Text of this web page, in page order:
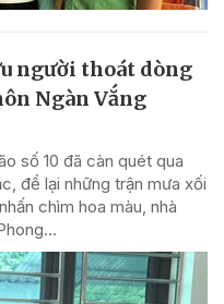
người thoát dòng
Ngàn Vắng
số 10 đã càn quét qua
để lại những trận mưa xối
chìm hoa màu, nhà